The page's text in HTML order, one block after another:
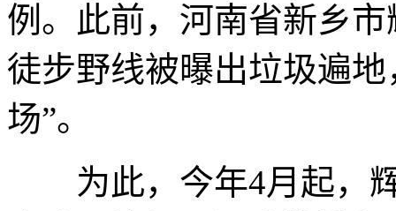
例。此前，河南省新乡
徒步野线被曝出垃圾遍
场”。
为此，今年4月起，辉